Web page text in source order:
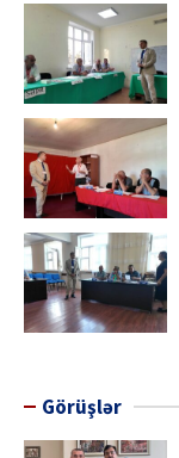
Görüşlər